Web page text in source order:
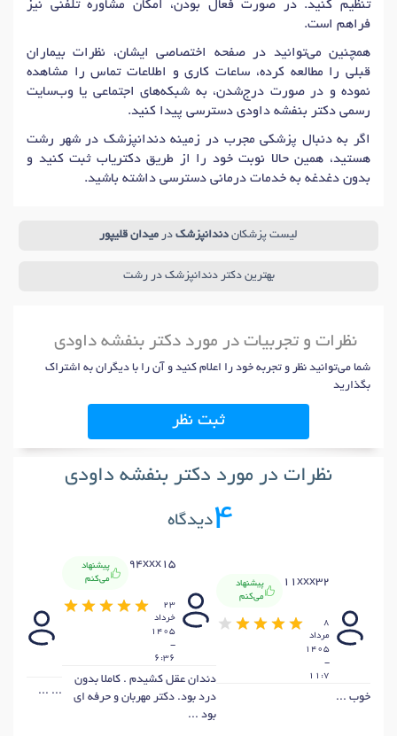
تنظیم کنید. در صورت فعال بودن، امکان مشاوره تلفنی نیز
فراهم است.
همچنین می‌توانید در صفحه اختصاصی ایشان، نظرات بیماران
قبلی را مطالعه کرده، ساعات کاری و اطلاعات تماس را مشاهده
نموده و در صورت درج‌شدن، به شبکه‌های اجتماعی یا وب‌سایت
رسمی دکتر بنفشه داودی دسترسی پیدا کنید.
اگر به دنبال پزشکی مجرب در زمینه دندانپزشک در شهر رشت
هستید، همین حالا نوبت خود را از طریق دکتریاب ثبت کنید و
بدون دغدغه به خدمات درمانی دسترسی داشته باشید.
لیست پزشکان دندانپزشک در میدان قلیپور
بهترین دکتر دندانپزشک در رشت
نظرات و تجربیات در مورد دکتر بنفشه داودی
شما می‌توانید نظر و تجربه خود را اعلام کنید و آن را با دیگران به اشتراک
بگذارید
ثبت نظر
نظرات در مورد دکتر بنفشه داودی
4دیدگاه
11xxx32
پیشنهاد
می‌کنم
8
مرداد
1405
-
11:7
خوب ...
94xxx15
پیشنهاد
می‌کنم
23
خرداد
1405
-
6:36
دندان عقل کشیدم . کاملا بدون
درد بود. دکتر مهربان و حرفه ای
بود ...
... ...